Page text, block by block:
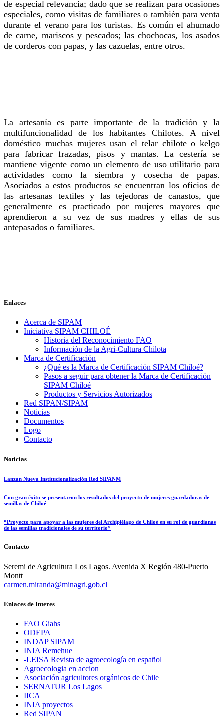
de especial relevancia; dado que se realizan para ocasiones
especiales, como visitas de familiares o también para venta
durante el verano para los turistas. Es común el ahumado
de carne, mariscos y pescados; las chochocas, los asados
de corderos con papas, y las cazuelas, entre otros.
La artesanía es parte importante de la tradición y la
multifuncionalidad de los habitantes Chilotes. A nivel
doméstico muchas mujeres usan el telar chilote o kelgo
para fabricar frazadas, pisos y mantas. La cestería se
mantiene vigente como un elemento de uso utilitario para
actividades como la siembra y cosecha de papas.
Asociados a estos productos se encuentran los oficios de
las artesanas textiles y las tejedoras de canastos, que
generalmente es practicado por mujeres mayores que
aprendieron a su vez de sus madres y ellas de sus
antepasados o familiares.
Enlaces
Acerca de SIPAM
Iniciativa SIPAM CHILOÉ
Historia del Reconocimiento FAO
Información de la Agri-Cultura Chilota
Marca de Certificación
¿Qué es la Marca de Certificación SIPAM Chiloé?
Pasos a seguir para obtener la Marca de Certificación
SIPAM Chiloé
Productos y Servicios Autorizados
Red SIPAN/SIPAM
Noticias
Documentos
Logo
Contacto
Noticias
Lanzan Nueva Institucionalización Red SIPANM
Con gran éxito se presentaron los resultados del proyecto de mujeres guardadoras de
semillas de Chiloé
“Proyecto para apoyar a las mujeres del Archipiélago de Chiloé en su rol de guardianas
de las semillas tradicionales de su territorio”
Contacto
Seremi de Agricultura Los Lagos. Avenida X Región 480-Puerto
Montt
carmen.miranda@minagri.gob.cl
Enlaces de Interes
FAO Giahs
ODEPA
INDAP SIPAM
INIA Remehue
-LEISA Revista de agroecología en español
Agroecologia en accion
Asociación agricultores orgánicos de Chile
SERNATUR Los Lagos
IICA
INIA proyectos
Red SIPAN